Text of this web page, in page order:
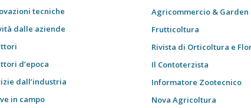
tecniche
dalle aziende
d’epoca
dall’industria
in campo
Agricommercio & Garden
Frutticoltura
Rivista di Orticoltura e
Il Contoterzista
Informatore Zootecnico
Nova Agricoltura